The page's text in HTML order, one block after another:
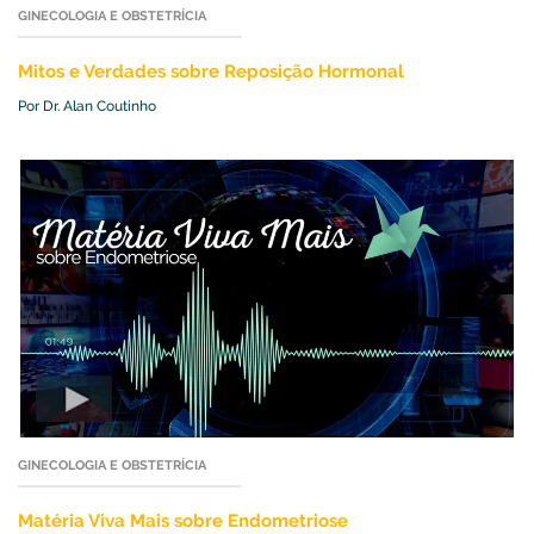
seu esplendor máximo acontece, pois o sangue está
atrativa e irresistível ao macho. Nesta fase, se ela sexo e
engravidar, então os hormônios continuam elevados
semanas ela vai deixando gradualmente de produzir os
hormônios, o que pode levar a alterações físicas,
emocionais e comportamentais características da TPM.
Portanto, homens: a TPM não é frescura, muito menos
invenção da mulher, hoje em dia todo homem sabe que
isso acontece, ele pode não entender, por que nunca vai
menstruar na vida, mas o homem moderno, tem que
reconhecer as variações emocionais que ocorrem na
mulher e procurar ser compreensivo.
Olga Goulart - E por que a mulher fica estressada nessa
época? Qual a explicação para essa mudança de humor?
fato que a mulher deixou de ter muitos filhos para ter
GINECOLOGIA E OBSTETRÍCIA
Mitos e Verdades sobre Reposição Hormonal
Por Dr. Alan Coutinho
GINECOLOGIA E OBSTETRÍCIA
Matéria Viva Mais sobre Endometriose